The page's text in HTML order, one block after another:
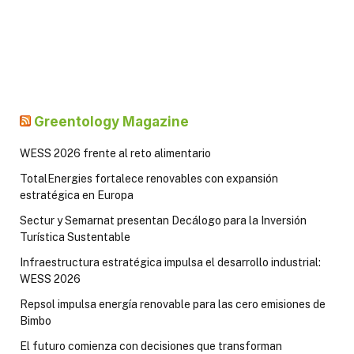
Greentology Magazine
WESS 2026 frente al reto alimentario
TotalEnergies fortalece renovables con expansión
estratégica en Europa
Sectur y Semarnat presentan Decálogo para la Inversión
Turística Sustentable
Infraestructura estratégica impulsa el desarrollo industrial:
WESS 2026
Repsol impulsa energía renovable para las cero emisiones de
Bimbo
El futuro comienza con decisiones que transforman